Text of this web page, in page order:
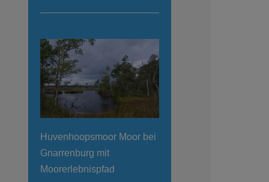
Huvenhoopsmoor Moor bei
Gnarrenburg mit
Moorerlebnispfad